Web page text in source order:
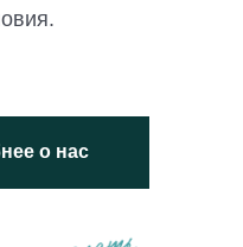
о нас